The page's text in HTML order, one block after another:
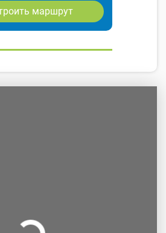
маршрут